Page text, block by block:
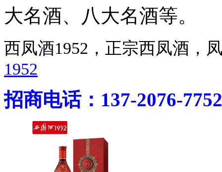
大名酒、八大名酒等。
西凤酒1952，正宗西凤酒
1952
招商电话：137-2076-7752